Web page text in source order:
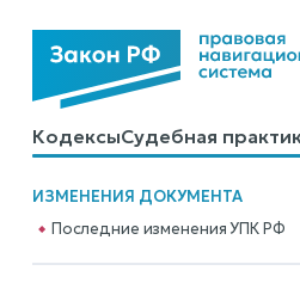
КодексыСудебная
Калькуляторы
ИЗМЕНЕНИЯ ДОКУМЕНТА
Последние изменения УПК РФ